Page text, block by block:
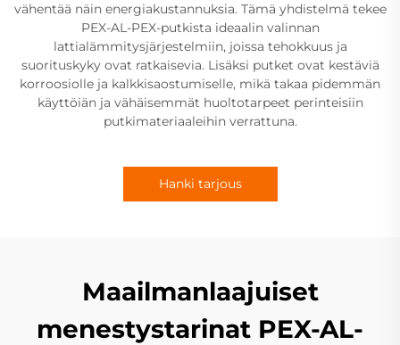
vähentää näin energiakustannuksia. Tämä yhdistelmä tekee
PEX-AL-PEX-putkista ideaalin valinnan
lattialämmitysjärjestelmiin, joissa tehokkuus ja
suorituskyky ovat ratkaisevia. Lisäksi putket ovat kestäviä
korroosiolle ja kalkkisaostumiselle, mikä takaa pidemmän
käyttöiän ja vähäisemmät huoltotarpeet perinteisiin
putkimateriaaleihin verrattuna.
Hanki tarjous
Maailmanlaajuiset
menestystarinat PEX-AL-